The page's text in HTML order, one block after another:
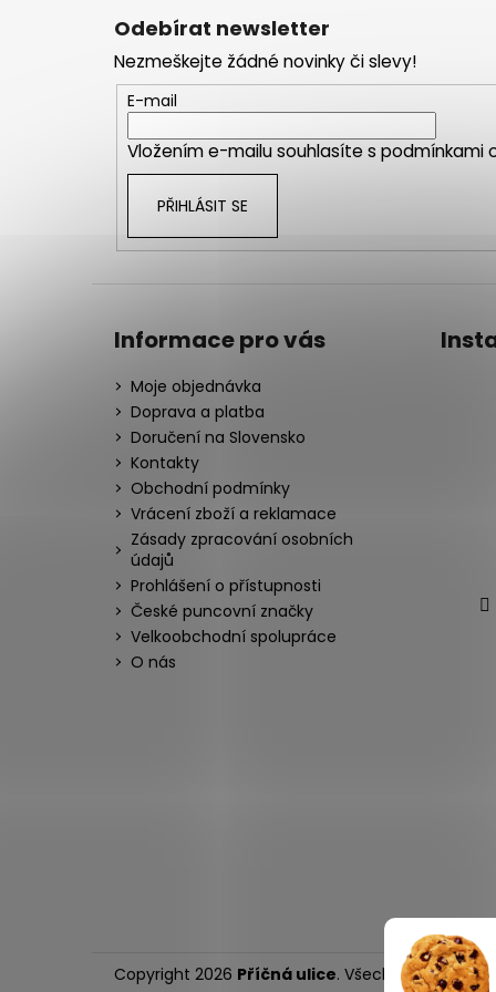
Odebírat newsletter
Nezmeškejte žádné novinky či slevy!
E-mail
Vložením e-mailu souhlasíte s podmínkami
PŘIHLÁSIT SE
Informace pro vás
Moje objednávka
Doprava a platba
Doručení na Slovensko
Kontakty
Obchodní podmínky
Vrácení zboží a reklamace
Zásady zpracování osobních
údajů
Prohlášení o přístupnosti
České puncovní značky
Velkoobchodní spolupráce
O nás
Copyright 2026 Příčná ulice. Všechna práva